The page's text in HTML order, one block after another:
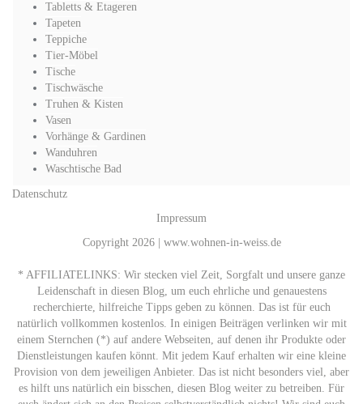
Tabletts & Etageren
Tapeten
Teppiche
Tier-Möbel
Tische
Tischwäsche
Truhen & Kisten
Vasen
Vorhänge & Gardinen
Wanduhren
Waschtische Bad
Datenschutz
Impressum
Copyright 2026 | www.wohnen-in-weiss.de
* AFFILIATELINKS: Wir stecken viel Zeit, Sorgfalt und unsere ganze
Leidenschaft in diesen Blog, um euch ehrliche und genauestens
recherchierte, hilfreiche Tipps geben zu können. Das ist für euch
natürlich vollkommen kostenlos. In einigen Beiträgen verlinken wir mit
einem Sternchen (*) auf andere Webseiten, auf denen ihr Produkte oder
Dienstleistungen kaufen könnt. Mit jedem Kauf erhalten wir eine kleine
Provision von dem jeweiligen Anbieter. Das ist nicht besonders viel, aber
es hilft uns natürlich ein bisschen, diesen Blog weiter zu betreiben. Für